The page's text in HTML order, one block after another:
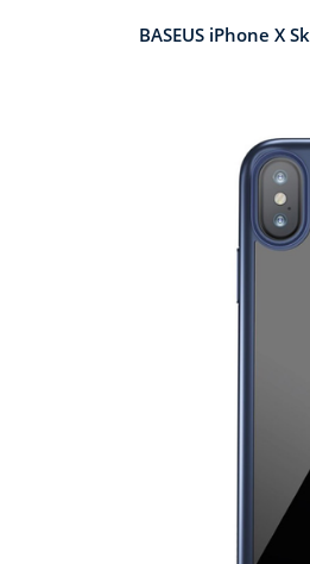
BASEUS iPhone X